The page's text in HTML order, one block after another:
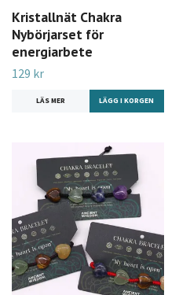
Kristallnät Chakra
Nybörjarset för
energiarbete
129 kr
LÄS MER